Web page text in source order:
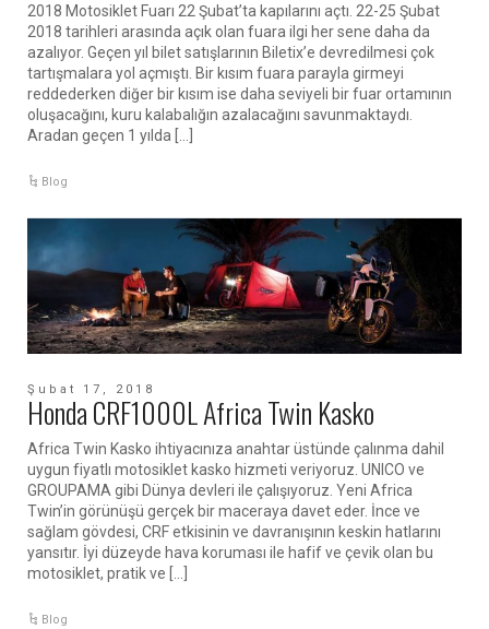
2018 Motosiklet Fuarı 22 Şubat’ta kapılarını açtı. 22-25 Şubat
2018 tarihleri arasında açık olan fuara ilgi her sene daha da
azalıyor. Geçen yıl bilet satışlarının Biletix’e devredilmesi çok
tartışmalara yol açmıştı. Bir kısım fuara parayla girmeyi
reddederken diğer bir kısım ise daha seviyeli bir fuar ortamının
oluşacağını, kuru kalabalığın azalacağını savunmaktaydı.
Aradan geçen 1 yılda […]
Blog
Şubat 17, 2018
Honda CRF1000L Africa Twin Kasko
Africa Twin Kasko ihtiyacınıza anahtar üstünde çalınma dahil
uygun fiyatlı motosiklet kasko hizmeti veriyoruz. UNICO ve
GROUPAMA gibi Dünya devleri ile çalışıyoruz. Yeni Africa
Twin’in görünüşü gerçek bir maceraya davet eder. İnce ve
sağlam gövdesi, CRF etkisinin ve davranışının keskin hatlarını
yansıtır. İyi düzeyde hava koruması ile hafif ve çevik olan bu
motosiklet, pratik ve […]
Blog